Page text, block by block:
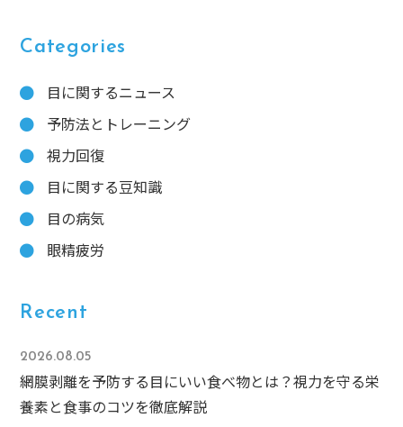
Categories
目に関するニュース
予防法とトレーニング
視力回復
目に関する豆知識
目の病気
眼精疲労
Recent
2026.08.05
網膜剥離を予防する目にいい食べ物とは？視力を守る栄
養素と食事のコツを徹底解説